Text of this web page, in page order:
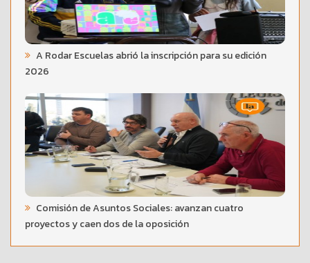
A Rodar Escuelas abrió la inscripción para su edición
2026
Comisión de Asuntos Sociales: avanzan cuatro
proyectos y caen dos de la oposición